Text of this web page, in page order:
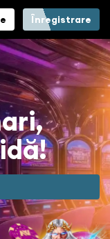
Înregistrare